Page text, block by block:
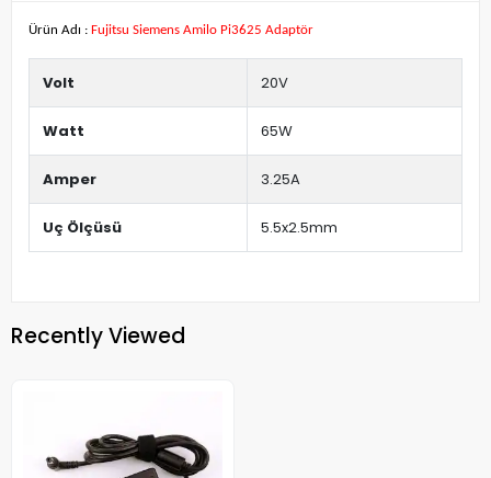
Ürün Adı : Fujitsu Siemens Amilo Pi3625 Adaptör
Volt 20V
Watt 65W
Amper 3.25A
Uç Ölçüsü 5.5x2.5mm
Recently Viewed